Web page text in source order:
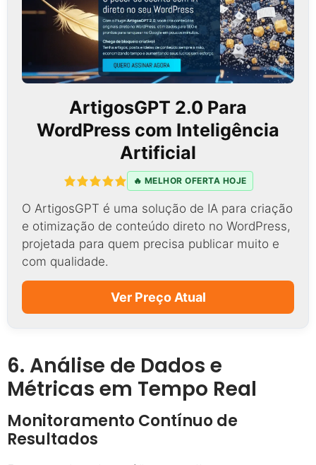
Fluida
Com mais da metade dotráfegovindo de
dispositivos móveis, um site responsivo é
essencial para técnicas de venda digital
Uma navegação simples e rápida reduz a
taxa de rejeição e aumenta o tempo de
permanência, favorecendo a conversão.
Pagamentos Simplificados e
Seguros